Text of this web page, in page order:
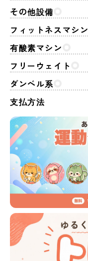
その他設備
フィットネスマシン
有酸素マシン
フリーウェイト
ダンベル系
支払方法